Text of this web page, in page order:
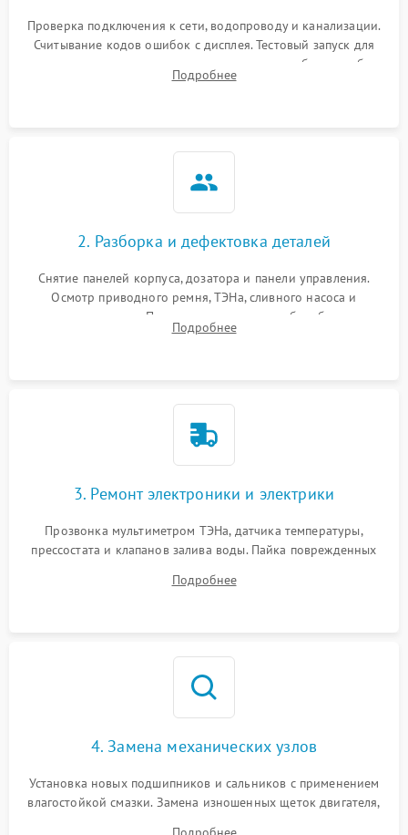
Проверка подключения к сети, водопроводу и канализации.
Считывание кодов ошибок с дисплея. Тестовый запуск для
выявления посторонних шумов, протечек или сбоев в работе
электронного модуля управления.
Подробнее
2. Разборка и дефектовка деталей
Снятие панелей корпуса, дозатора и панели управления.
Осмотр приводного ремня, ТЭНа, сливного насоса и
амортизаторов. Проверка подшипников барабана и
крестовины на износ, а манжеты люка на разрывы.
Подробнее
3. Ремонт электроники и электрики
Прозвонка мультиметром ТЭНа, датчика температуры,
прессостата и клапанов залива воды. Пайка поврежденных
Восстановление целостности проводки и контактов.
Подробнее
4. Замена механических узлов
Установка новых подшипников и сальников с применением
влагостойкой смазки. Замена изношенных щеток двигателя,